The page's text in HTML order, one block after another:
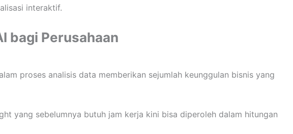
interaktif.
bagi Perusahaan
proses analisis data memberikan sejumlah keunggulan bisnis yang
yang sebelumnya butuh jam kerja kini bisa diperoleh dalam hitungan